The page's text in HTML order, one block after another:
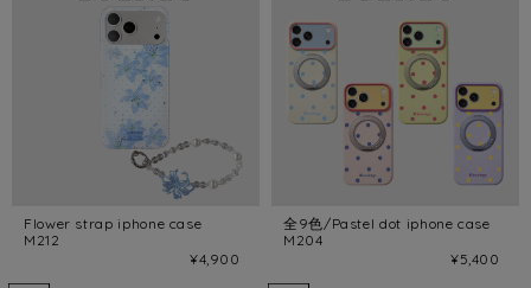
Flower strap iphone case
M212
¥4,900
全9色/Pastel dot iphone case
M204
¥5,400